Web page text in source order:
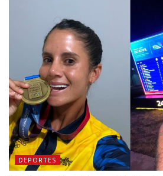
DEPORTES